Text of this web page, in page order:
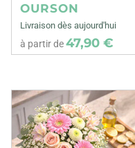
OURSON
Livraison dès aujourd'hui
à partir de47,90 €